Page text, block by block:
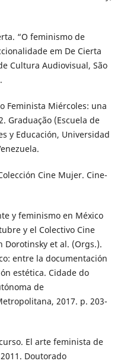
“O feminismo de
em De Cierta
Cultura Audiovisual, São
Feminista Miércoles: una
Graduação (Escuela de
y Educación, Universidad
Cine Mujer. Cine-
y feminismo en México
y el Colectivo Cine
Dorotinsky et al. (Orgs.).
entre la documentación
estética. Cidade do
de
2017. p. 203-
El arte feminista de
Doutorado